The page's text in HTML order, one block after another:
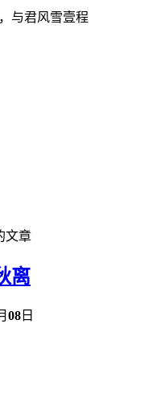
与君风雪壹程
文章
离
08 日